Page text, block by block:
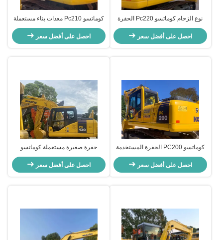
نوع الزحام كوماتسو Pc220 الحفرة
اليد ثانية 23100kg 1m3 سعة دلو
احصل على أفضل سعر
كوماتسو Pc210 معدات بناء مستعملة
حفرة يدوية 20630kg
احصل على أفضل سعر
كوماتسو PC200 الحفرة المستخدمة
معدات البناء اليد الثانية تبريد المياه
احصل على أفضل سعر
حفرة صغيرة مستعملة كوماتسو
Pc130 معدات حفرة مستعملة للبناء
احصل على أفضل سعر